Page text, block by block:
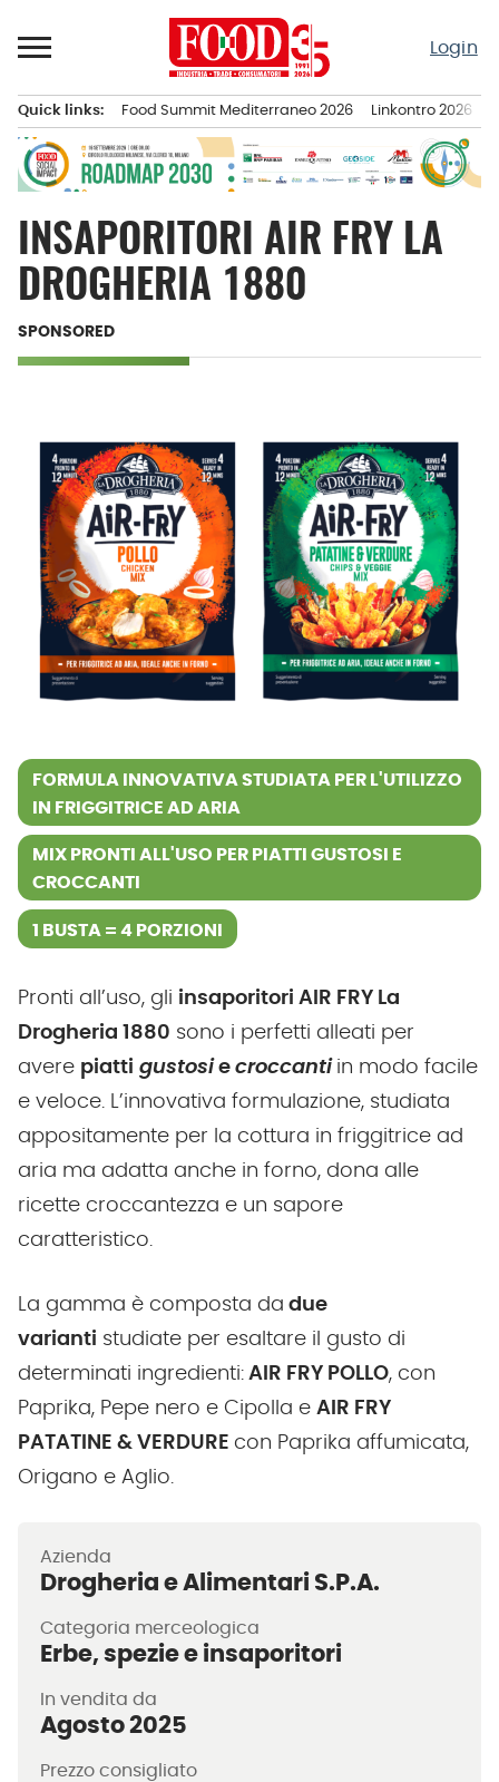
al
Login
principale
Quick links: Food Summit Mediterraneo 2026 Linkontro 2026
INSAPORITORI AIR FRY LA
DROGHERIA 1880
SPONSORED
FORMULA INNOVATIVA STUDIATA PER L'UTILIZZO
IN FRIGGITRICE AD ARIA
MIX PRONTI ALL'USO PER PIATTI GUSTOSI E
CROCCANTI
1 BUSTA = 4 PORZIONI
Pronti all’uso, gli insaporitori AIR FRY La
Drogheria 1880 sono i perfetti alleati per
avere piatti gustosi e croccanti in modo facile
e veloce. L’innovativa formulazione, studiata
appositamente per la cottura in friggitrice ad
aria ma adatta anche in forno, dona alle
ricette croccantezza e un sapore
caratteristico.
La gamma è composta da due
varianti studiate per esaltare il gusto di
determinati ingredienti: AIR FRY POLLO, con
Paprika, Pepe nero e Cipolla e AIR FRY
PATATINE & VERDURE con Paprika affumicata,
Origano e Aglio.
Azienda
Drogheria e Alimentari S.P.A.
Categoria merceologica
Erbe, spezie e insaporitori
In vendita da
Agosto 2025
Prezzo consigliato